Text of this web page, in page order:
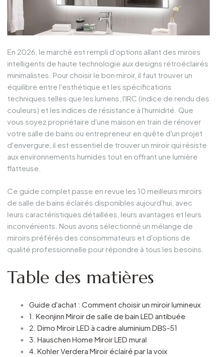
En 2026, le marché est rempli d'options allant des miroirs
intelligents de haute technologie aux designs rétroéclairés
minimalistes. Pour choisir le bon miroir, il faut trouver un
équilibre entre l'esthétique et les spécifications
techniques telles que les lumens, l'IRC (indice de rendu des
couleurs) et les indices de résistance à l'humidité. Que
vous soyez propriétaire d'une maison en train de rénover
votre salle de bains ou entrepreneur en quête d'un projet
d'envergure, il est essentiel de trouver un miroir qui résiste
aux environnements humides tout en offrant une lumière
flatteuse.
Ce guide complet passe en revue les 10 meilleurs miroirs
de salle de bains éclairés disponibles aujourd'hui, avec
leurs caractéristiques détaillées, leurs avantages et leurs
inconvénients. Nous avons sélectionné un mélange de
miroirs préférés des consommateurs et d'options de
qualité professionnelle pour répondre à tous les besoins.
Table des matières
Guide d'achat : Comment choisir un miroir lumineux
1. Keonjinn Miroir de salle de bain LED antibuée
2. Dimo Miroir LED à cadre aluminium DBS-51
3. Hauschen Home Miroir LED mural
4. Kohler Verdera Miroir éclairé par la voix